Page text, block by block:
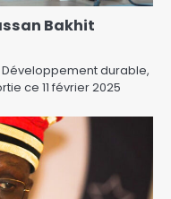
Bakhit
Développement durable,
ce 11 février 2025